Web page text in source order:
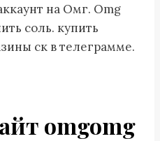
на Омг. Omg
соль. купить
ск в телеграмме.
omgomg